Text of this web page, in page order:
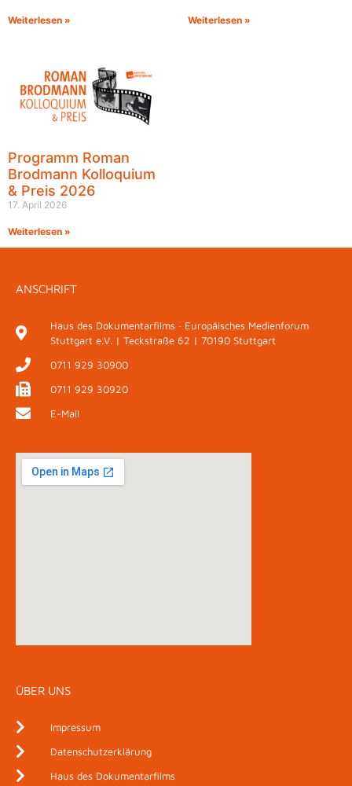
Weiterlesen » Weiterlesen »
Programm Roman
Brodmann Kolloquium
& Preis 2026
17. April 2026
Weiterlesen »
ANSCHRIFT
Haus des Dokumentarfilms · Europäisches Medienforum
Stuttgart e.V. | Teckstraße 62 | 70190 Stuttgart
0711 929 30900
0711 929 30920
E-Mail
ÜBER UNS
Impressum
Datenschutzerklärung
Haus des Dokumentarfilms